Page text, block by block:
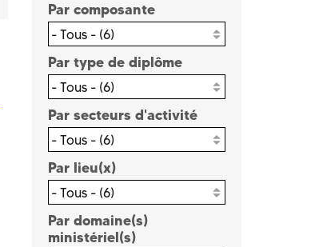
Par composante
- Tous - (6)
Par type de diplôme
- Tous - (6)
Par secteurs d'activité
- Tous - (6)
Par lieu(x)
- Tous - (6)
Par domaine(s)
ministériel(s)